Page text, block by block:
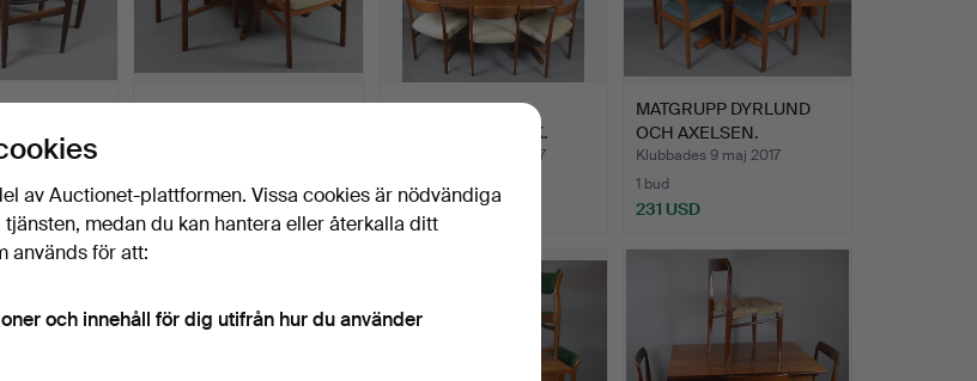
MATBORD
2017
TEAK MATSAL.
1 bud
116 USD
MATBORD MED 6
STOLAR DANMARK.
Klubbades 20 aug 2017
1 bud
173 USD
MATGRUPP DYRLUND
OCH AXELSEN.
Klubbades 9 maj 2017
1 bud
231 USD
av Auctionet-plattformen. Vissa cookies är nödvändiga
medan du kan hantera eller återkalla ditt
används för att:
och innehåll för dig utifrån hur du använder